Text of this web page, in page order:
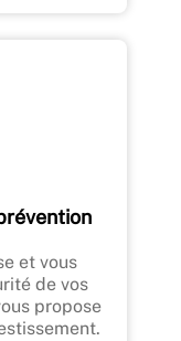
et vous
de vos
propose